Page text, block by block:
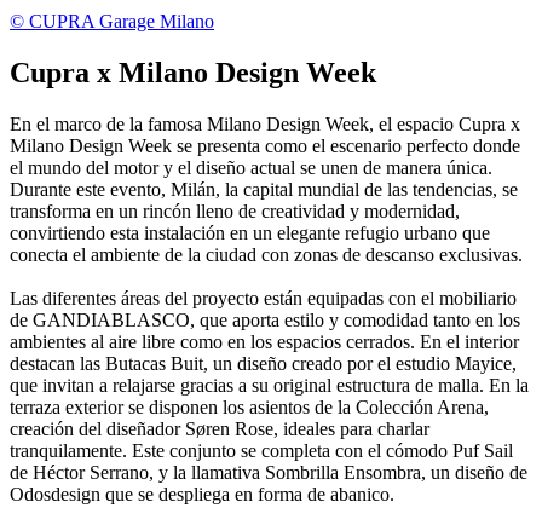
© CUPRA Garage Milano
Cupra x Milano Design Week
En el marco de la famosa Milano Design Week, el espacio Cupra x
Milano Design Week se presenta como el escenario perfecto donde
el mundo del motor y el diseño actual se unen de manera única.
Durante este evento, Milán, la capital mundial de las tendencias, se
transforma en un rincón lleno de creatividad y modernidad,
convirtiendo esta instalación en un elegante refugio urbano que
conecta el ambiente de la ciudad con zonas de descanso exclusivas.
Las diferentes áreas del proyecto están equipadas con el mobiliario
de GANDIABLASCO, que aporta estilo y comodidad tanto en los
ambientes al aire libre como en los espacios cerrados. En el interior
destacan las Butacas Buit, un diseño creado por el estudio Mayice,
que invitan a relajarse gracias a su original estructura de malla. En la
terraza exterior se disponen los asientos de la Colección Arena,
creación del diseñador Søren Rose, ideales para charlar
tranquilamente. Este conjunto se completa con el cómodo Puf Sail
de Héctor Serrano, y la llamativa Sombrilla Ensombra, un diseño de
Odosdesign que se despliega en forma de abanico.